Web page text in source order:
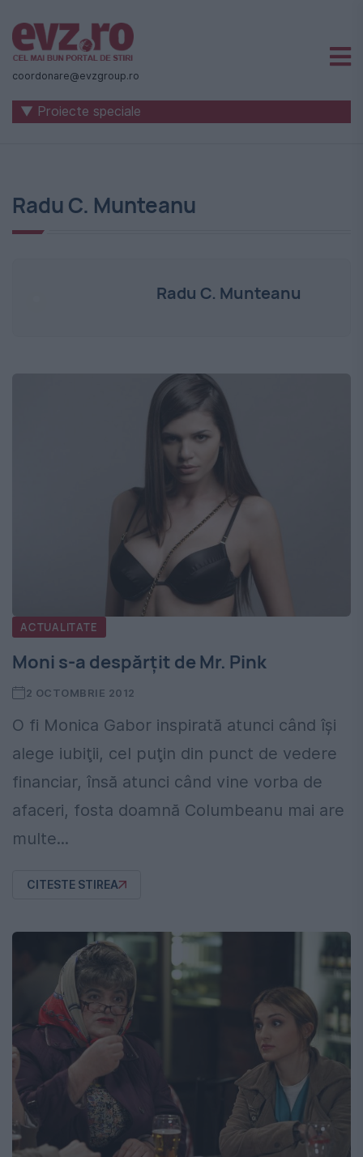
Știri
naționale
internaționale
-
Evenimentul
coordonare@evzgroup.ro
▼ Proiecte speciale
Radu C. Munteanu
Radu C. Munteanu
ACTUALITATE
Moni s-a despărţit de Mr. Pink
2 OCTOMBRIE 2012
O fi Monica Gabor inspirată atunci când îşi
alege iubiţii, cel puţin din punct de vedere
financiar, însă atunci când vine vorba de
afaceri, fosta doamnă Columbeanu mai are
multe...
CITESTE STIREA